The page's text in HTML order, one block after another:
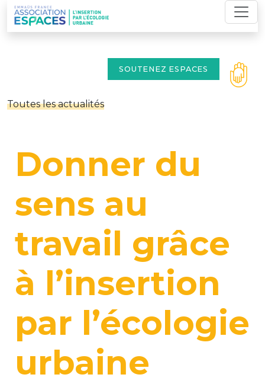
Skip
to
content
SOUTENEZ ESPACES
Toutes les actualités
Donner du
sens au
travail grâce
à l’insertion
par l’écologie
urbaine